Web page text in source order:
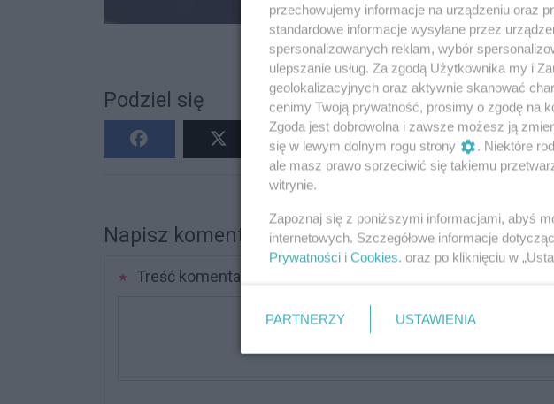
Podziel się
Napisz komentarz
Treść komentarza
przechowujemy informacje na urządzeniu oraz
standardowe informacje wysyłane przez
spersonalizowanych reklam, wybór
ulepszanie usług. Za zgodą Użytkownika my i
geolokalizacyjnych oraz aktywnie skanować
cenimy Twoją prywatność, prosimy o zgodę na
Zgoda jest dobrowolna i zawsze możesz ją
się w lewym dolnym rogu strony
. Niektóre
ale masz prawo sprzeciwić się takiemu
witrynie.
Zapoznaj się z poniższymi informacjami, abyś
internetowych. Szczegółowe informacje
Prywatności i Cookies. oraz po kliknięciu w
PARTNERZY USTAWIENIA